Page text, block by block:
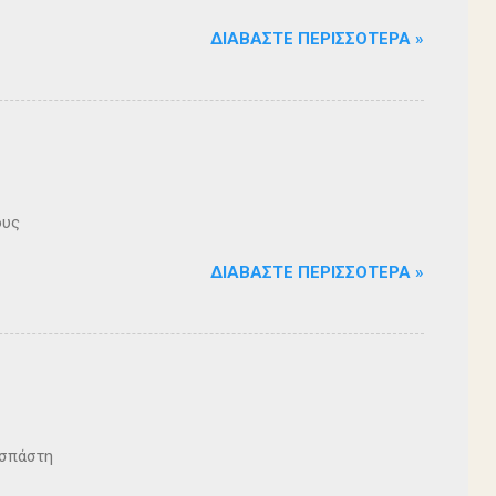
ΔΙΑΒΆΣΤΕ ΠΕΡΙΣΣΌΤΕΡΑ »
ΔΙΑΒΆΣΤΕ ΠΕΡΙΣΣΌΤΕΡΑ »